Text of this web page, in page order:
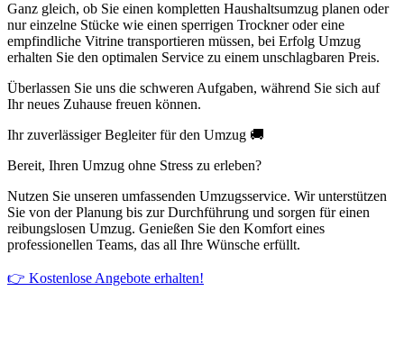
Ganz gleich, ob Sie einen kompletten Haushaltsumzug planen oder
nur einzelne Stücke wie einen sperrigen Trockner oder eine
empfindliche Vitrine transportieren müssen, bei Erfolg Umzug
erhalten Sie den optimalen Service zu einem unschlagbaren Preis.
Überlassen Sie uns die schweren Aufgaben, während Sie sich auf
Ihr neues Zuhause freuen können.
Ihr zuverlässiger Begleiter für den Umzug 🚚
Bereit, Ihren Umzug ohne Stress zu erleben?
Nutzen Sie unseren umfassenden Umzugsservice. Wir unterstützen
Sie von der Planung bis zur Durchführung und sorgen für einen
reibungslosen Umzug. Genießen Sie den Komfort eines
professionellen Teams, das all Ihre Wünsche erfüllt.
👉 Kostenlose Angebote erhalten!